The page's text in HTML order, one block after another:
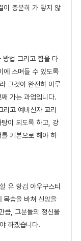
이 충분히 가 닿지 않
방법 그리고 힘을 다
에 스며들 수 있도록
그것이 완전히 이루
가는 과업입니다.
고 예비신자 교리
이 되도록 하고, 강
기본으로 해야 하
유 항검 아우구스티
목숨을 바쳐 신앙을
큼, 그분들의 정신을
하겠습니다.